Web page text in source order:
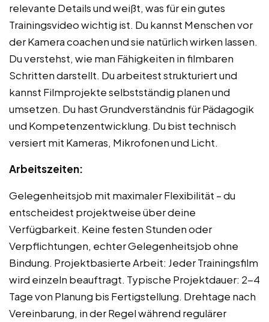
relevante Details und weißt, was für ein gutes
Trainingsvideo wichtig ist. Du kannst Menschen vor
der Kamera coachen und sie natürlich wirken lassen.
Du verstehst, wie man Fähigkeiten in filmbaren
Schritten darstellt. Du arbeitest strukturiert und
kannst Filmprojekte selbstständig planen und
umsetzen. Du hast Grundverständnis für Pädagogik
und Kompetenzentwicklung. Du bist technisch
versiert mit Kameras, Mikrofonen und Licht.
Arbeitszeiten:
Gelegenheitsjob mit maximaler Flexibilität – du
entscheidest projektweise über deine
Verfügbarkeit. Keine festen Stunden oder
Verpflichtungen, echter Gelegenheitsjob ohne
Bindung. Projektbasierte Arbeit: Jeder Trainingsfilm
wird einzeln beauftragt. Typische Projektdauer: 2-4
Tage von Planung bis Fertigstellung. Drehtage nach
Vereinbarung, in der Regel während regulärer